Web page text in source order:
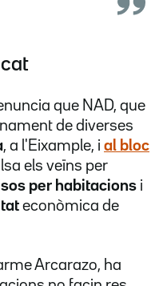
que NAD, que
de diverses
, a l'Eixample, i al bloc
els veïns per
per habitacions i
econòmica de
Arcarazo, ha